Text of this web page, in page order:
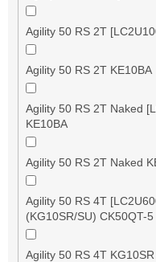
Agility 50 RS 2T
Agility 50 RS 2T KE10BA
Agility 50 RS 2T Naked
KE10BA
Agility 50 RS 2T Naked
Agility 50 RS 4T
(KG10SR/SU) CK50QT-5
Agility 50 RS 4T